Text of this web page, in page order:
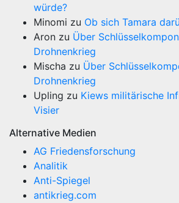
würde?
Minomi zu Ob sich Tamara
Aron zu Über
Drohnenkrieg
Mischa zu Über
Drohnenkrieg
Upling zu Kiews militärische
Visier
Alternative Medien
AG Friedensforschung
Analitik
Anti-Spiegel
antikrieg.com